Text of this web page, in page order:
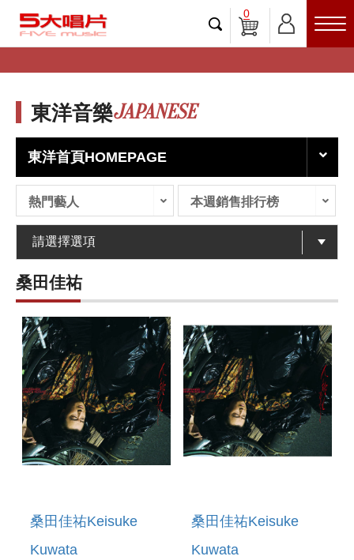
0
東洋音樂JAPANESE
東洋首頁HOMEPAGE
熱門藝人 本週銷售排行榜
桑田佳祐
桑田佳祐Keisuke
Kuwata
桑田佳祐Keisuke
Kuwata